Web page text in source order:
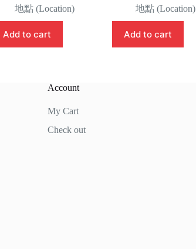
地點 (Location)
Add to cart
地點 (Location)
Add to cart
Account
My Cart
Check out